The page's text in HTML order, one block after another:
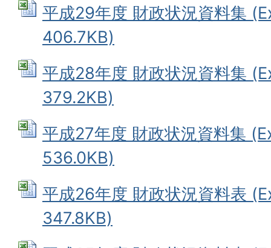
平成29年度 財政状況資料集
406.7KB)
平成28年度 財政状況資料集
379.2KB)
平成27年度 財政状況資料集
536.0KB)
平成26年度 財政状況資料表
347.8KB)